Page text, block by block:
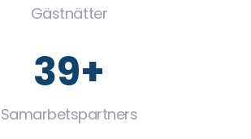
Gästnätter
42+
Samarbetspartners